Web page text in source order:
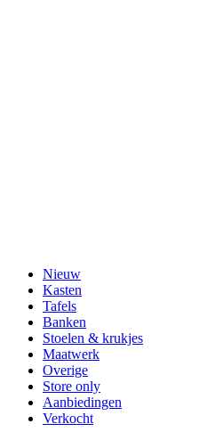
Nieuw
Kasten
Tafels
Banken
Stoelen & krukjes
Maatwerk
Overige
Store only
Aanbiedingen
Verkocht